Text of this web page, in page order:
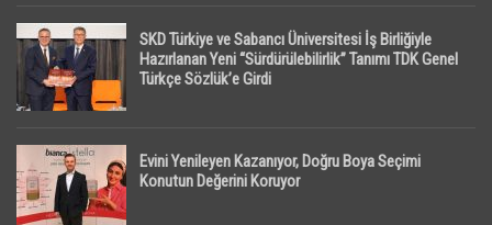
SKD Türkiye ve Sabancı Üniversitesi İş Birliğiyle
Hazırlanan Yeni “Sürdürülebilirlik” Tanımı TDK Genel
Türkçe Sözlük’e Girdi
Evini Yenileyen Kazanıyor, Doğru Boya Seçimi
Konutun Değerini Koruyor